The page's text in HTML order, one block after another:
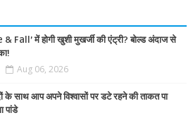
& Fall’ में होगी खुशी मुखर्जी की एंट्री? बोल्ड अंदाज से
Aug 06, 2026
के साथ आप अपने विश्वासों पर डटे रहने की ताकत पा
पांडे